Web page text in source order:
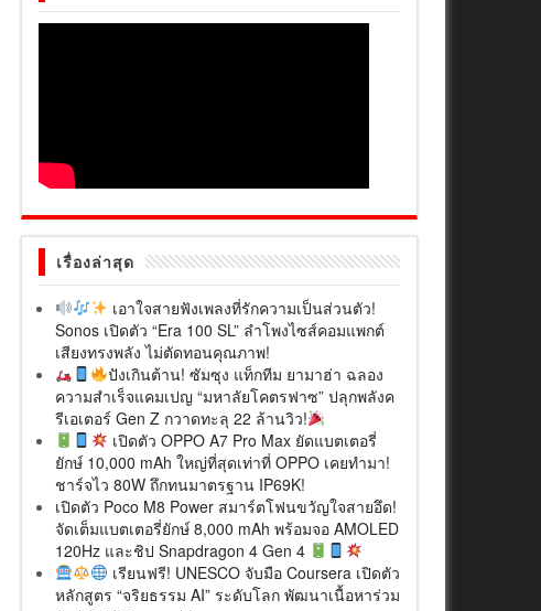
เรื่องล่าสุด
เอาใจสายฟังเพลงที่รักความเป็นส่วนตัว!
Sonos เปิดตัว “Era 100 SL” ลำโพงไซส์คอมแพกต์
เสียงทรงพลัง ไม่ตัดทอนคุณภาพ!
ปังเกินต้าน! ซัมซุง แท็กทีม ยามาฮ่า ฉลอง
ความสำเร็จแคมเปญ “มหาลัยโคตรฟาซ” ปลุกพลังค
รีเอเตอร์ Gen Z กวาดทะลุ 22 ล้านวิว!
เปิดตัว OPPO A7 Pro Max ยัดแบตเตอรี่
ยักษ์ 10,000 mAh ใหญ่ที่สุดเท่าที่ OPPO เคยทำมา!
ชาร์จไว 80W ถึกทนมาตรฐาน IP69K!
เปิดตัว Poco M8 Power สมาร์ตโฟนขวัญใจสายอึด!
จัดเต็มแบตเตอรี่ยักษ์ 8,000 mAh พร้อมจอ AMOLED
120Hz และชิป Snapdragon 4 Gen 4
เรียนฟรี! UNESCO จับมือ Coursera เปิดตัว
หลักสูตร “จริยธรรม AI” ระดับโลก พัฒนาเนื้อหาร่วม